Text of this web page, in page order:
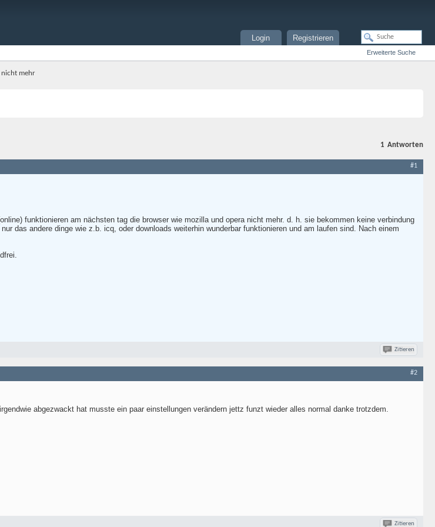
Registrieren
Login
Erweiterte Suche
nicht mehr
1 Antworten
#1
funktionieren am nächsten tag die browser wie mozilla und opera nicht mehr. d. h. sie bekommen keine verbindung
das andere dinge wie z.b. icq, oder downloads weiterhin wunderbar funktionieren und am laufen sind. Nach einem
Zitieren
#2
abgezwackt hat musste ein paar einstellungen verändern jettz funzt wieder alles normal danke trotzdem.
Zitieren